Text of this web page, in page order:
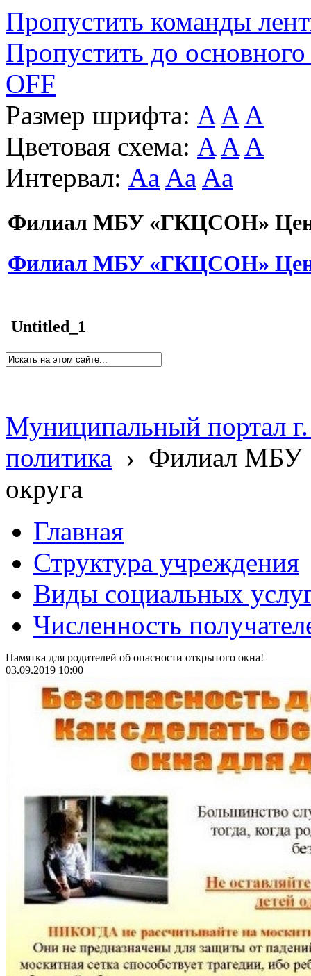
Пропустить команды
Пропустить до основного
OFF
Размер шрифта: A A A
Цветовая схема: A A A
Интервал: Aa Aa Aa
Филиал МБУ «ГКЦСОН»
Филиал МБУ «ГКЦСОН»
Untitled_1
Муниципальный портал
политика › Филиал МБУ
округа
Главная
Структура учреждения
Виды социальных
Численность
Памятка для родителей об опасности открытого окна!
03.09.2019 10:00